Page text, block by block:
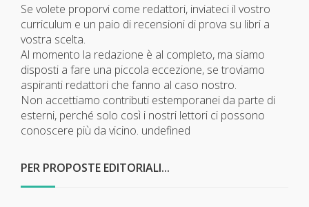
Se volete proporvi come redattori, inviateci il vostro
curriculum e un paio di recensioni di prova su libri a
vostra scelta.
Al momento la redazione è al completo, ma siamo
disposti a fare una piccola eccezione, se troviamo
aspiranti redattori che fanno al caso nostro.
Non accettiamo contributi estemporanei da parte di
esterni, perché solo così i nostri lettori ci possono
conoscere più da vicino. undefined
PER PROPOSTE EDITORIALI...